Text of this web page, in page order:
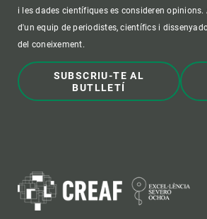
i les dades científiques es consideren opinions.
d'un equip de periodistes, científics i
del coneixement.
SUBSCRIU-TE AL
BUTLLETÍ